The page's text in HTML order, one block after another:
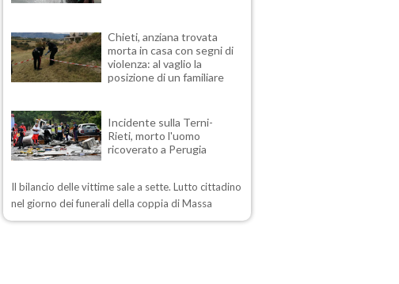
Chieti, anziana trovata
morta in casa con segni di
violenza: al vaglio la
posizione di un familiare
Incidente sulla Terni-
Rieti, morto l'uomo
ricoverato a Perugia
Il bilancio delle vittime sale a sette. Lutto cittadino
nel giorno dei funerali della coppia di Massa